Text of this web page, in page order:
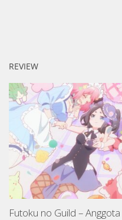
REVIEW
Futoku no Guild –